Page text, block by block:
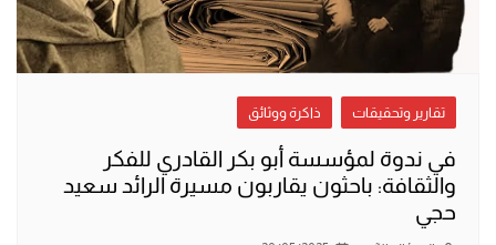
تقارير وتحقيقات ذاكرة ووثائق
في ندوة لمؤسسة أبو بكر القادري للفكر
والثقافة: باحثون يقاربون مسيرة الرائد سعيد
حجي